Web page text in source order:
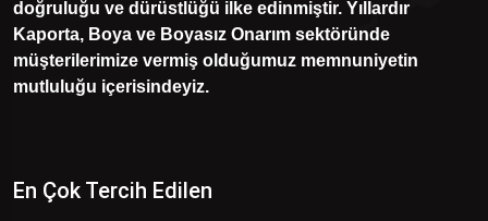
doğruluğu ve dürüstlüğü ilke edinmiştir. Yıllardır
Kaporta, Boya ve Boyasız Onarım sektöründe
müşterilerimize vermiş olduğumuz memnuniyetin
mutluluğu içerisindeyiz.
En Çok Tercih Edilen